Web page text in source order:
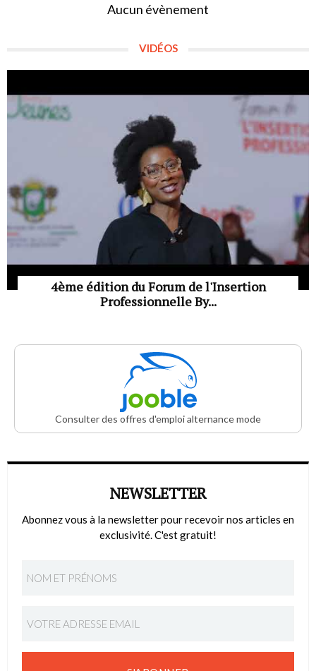
Aucun évènement
VIDÉOS
4ème édition du Forum de l'Insertion
Professionnelle By...
Consulter des offres d'emploi alternance mode
NEWSLETTER
Abonnez vous à la newsletter pour recevoir nos articles en
exclusivité. C'est gratuit!